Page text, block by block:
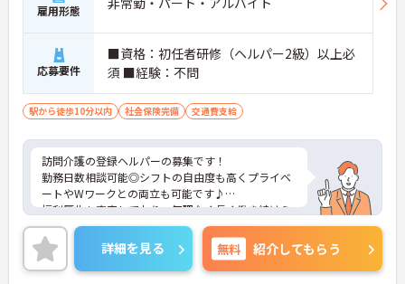
雇用形態
応募要件
■資格：初任者研修（ヘルパー2級）以上必
須 ■経験：不問
駅から徒歩10分以内 社会保険完備 交通費支給
訪問介護の登録ヘルパーの募集です！
勤務日数相談可能◎シフトの自由度も高くプライベ
ートやWワークとの両立も可能です♪
福利厚生も充実しており、無理なく長く働き続けら
れる職場です。
ご興味のある方には、面接対策ポイントなどさらに
詳細をお話いたしますので、お気軽にご相談くださ
い。
詳細を見る 無料 紹介してもらう